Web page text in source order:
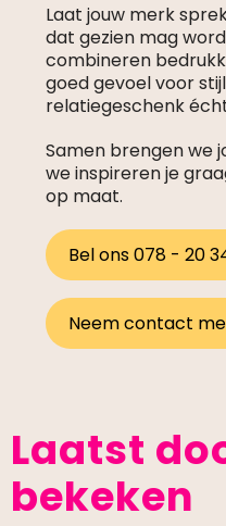
Laat jouw merk
dat gezien mag
combineren
goed gevoel voor
relatiegeschenk
Samen brengen we
we inspireren je
op maat.
Bel ons 078 - 20
Neem contact
Laatst
bekeken